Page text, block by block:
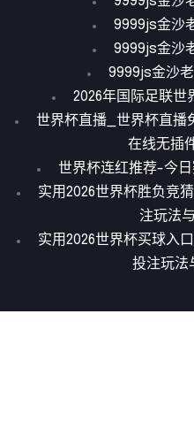
9999js金沙
9999js金沙
9999js金沙
2026年国际足联世
世界杯直播_世界杯直播
在线无插
世界杯连红推荐-今
实用2026世界杯胜负竞
注玩法
实用2026世界杯买球入
投注玩法